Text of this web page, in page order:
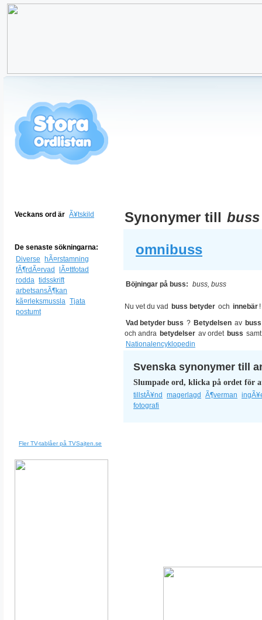
Veckans ord är Ã¥tskild
De senaste sökningarna:
Diverse
hÃ¤rstamning
fÃ¶rdÃ¤rvad
lÃ¤ttfotad
rodda tidsskrift
arbetsansÃ¶kan
kã¤rleksmussla Tjata
postumt
Fler TV-tablåer på TVSajten.se
Synonymer till buss
omnibuss
Böjningar på buss: buss, buss
Nu vet du vad buss betyder och innebär !
Vad betyder buss ? Betydelsen av buss
och andra betydelser av ordet buss
Nationalencyklopedin
Svenska synonymer till
Slumpade ord, klicka på ordet för
tillstÃ¥nd magerlagd Ã¶verman
fotografi